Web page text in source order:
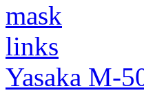
mask
links
Yasaka M-